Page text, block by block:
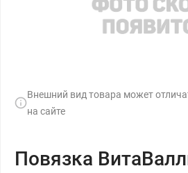
Внешний вид товара может
на сайте
Повязка